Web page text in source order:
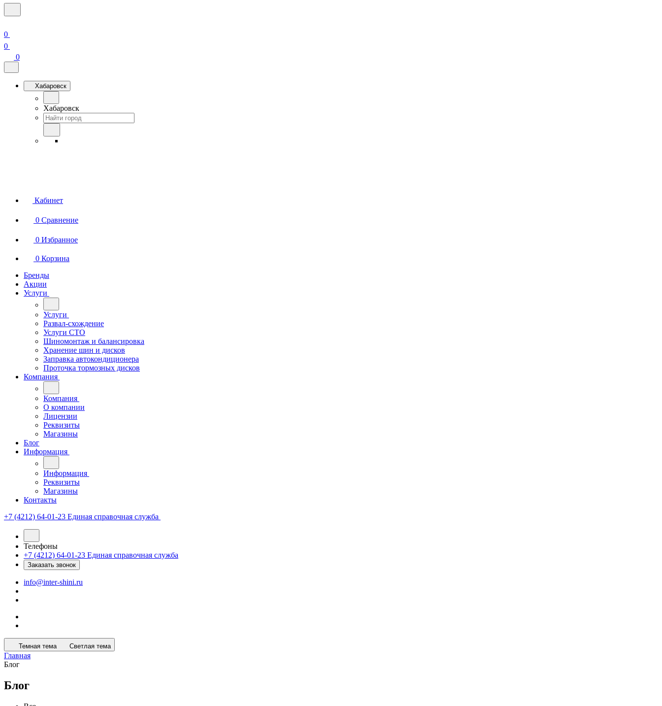
0
0
0
Хабаровск
Хабаровск
Кабинет
0 Сравнение
0 Избранное
0 Корзина
Бренды
Акции
Услуги
Услуги
Развал-схождение
Услуги СТО
Шиномонтаж и балансировка
Хранение шин и дисков
Заправка автокондиционера
Проточка тормозных дисков
Компания
Компания
О компании
Лицензии
Реквизиты
Магазины
Блог
Информация
Информация
Реквизиты
Магазины
Контакты
+7 (4212) 64-01-23 Единая справочная служба
Телефоны
+7 (4212) 64-01-23 Единая справочная служба
Заказать звонок
info@inter-shini.ru
Темная тема Светлая тема
Главная
Блог
Блог